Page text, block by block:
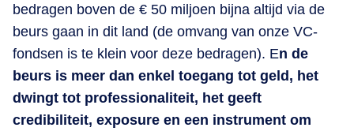
bedragen boven de € 50 miljoen bijna altijd via de
beurs gaan in dit land (de omvang van onze VC-
fondsen is te klein voor deze bedragen). En de
beurs is meer dan enkel toegang tot geld, het
dwingt tot professionaliteit, het geeft
credibiliteit, exposure en een instrument om